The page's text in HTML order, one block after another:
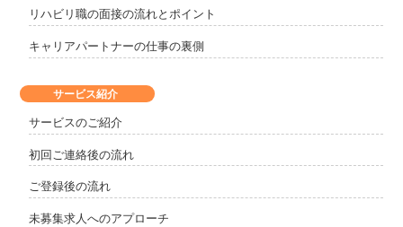
サービス紹介
サービスのご紹介
初回ご連絡後の流れ
ご登録後の流れ
未募集求人へのアプローチ
リハビリ職の面接の流れとポイント
キャリアパートナーの仕事の裏側